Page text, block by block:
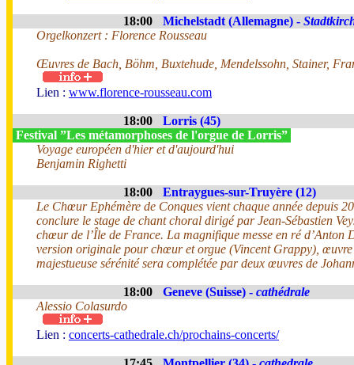
18:00 Michelstadt (Allemagne) -
Orgelkonzert : Florence Rousseau
Œuvres de Bach, Böhm, Buxtehude, Mendelssohn, Stainer,
Lien : www.florence-rousseau.com
18:00
Lorris (45)
Festival ”Les métamorphoses de l'orgue de Lorris”
Voyage européen d'hier et d'aujourd'hui
Benjamin Righetti
18:00
Entraygues-sur-Truyère (12)
Le Chœur Ephémère de Conques vient chaque année depuis
conclure le stage de chant choral dirigé par Jean-Sébastien
chœur de l’Île de France. La magnifique messe en ré d’Anton
version originale pour chœur et orgue (Vincent Grappy), œuvre
majestueuse sérénité sera complétée par deux œuvres de
18:00 Geneve (Suisse) - cathédrale
Alessio Colasurdo
Lien : concerts-cathedrale.ch/prochains-concerts/